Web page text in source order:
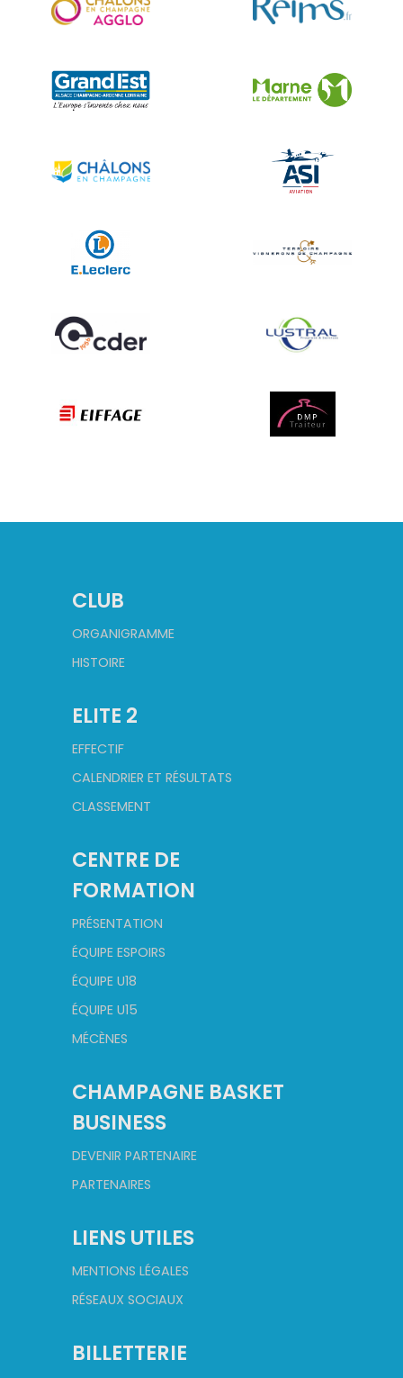
CLUB
ORGANIGRAMME
HISTOIRE
ELITE 2
EFFECTIF
CALENDRIER ET RÉSULTATS
CLASSEMENT
CENTRE DE
FORMATION
PRÉSENTATION
ÉQUIPE ESPOIRS
ÉQUIPE U18
ÉQUIPE U15
MÉCÈNES
CHAMPAGNE BASKET
BUSINESS
DEVENIR PARTENAIRE
PARTENAIRES
LIENS UTILES
MENTIONS LÉGALES
RÉSEAUX SOCIAUX
BILLETTERIE